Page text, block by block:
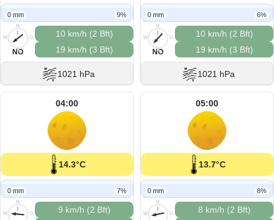
0 mm 9%
N
O
S
W
NO
10 km/h (2 Bft)
19 km/h (3 Bft)
1021 hPa
0 mm 6%
N
O
S
W
NO
10 km/h (2 Bft)
19 km/h (3 Bft)
1021 hPa
04:00
14.3°C
0 mm 7%
N
O
W
9 km/h (2 Bft)
05:00
13.7°C
0 mm 8%
N
O
W
8 km/h (2 Bft)